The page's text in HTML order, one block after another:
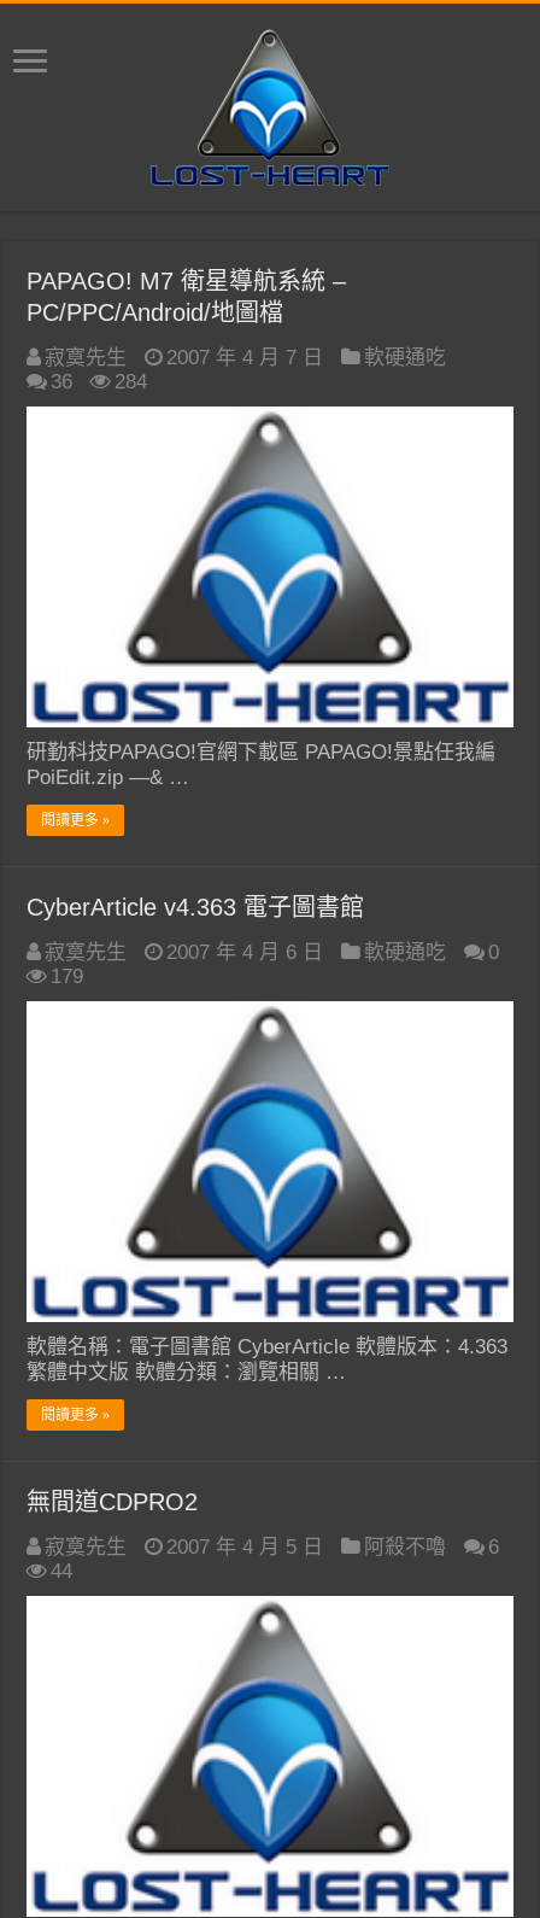
PAPAGO! M7 衛星導航系統 –
PC/PPC/Android/地圖檔
寂寞先生 2007 年 4 月 7 日
軟硬通吃
36
284
研勤科技PAPAGO!官網下載區 PAPAGO!景點任我編
PoiEdit.zip —& …
閱讀更多 »
CyberArticle v4.363 電子圖書館
寂寞先生 2007 年 4 月 6 日 軟硬通吃
0
179
軟體名稱：電子圖書館 CyberArticle 軟體版本：4.363
繁體中文版 軟體分類：瀏覽相關 …
閱讀更多 »
無間道CDPRO2
寂寞先生 2007 年 4 月 5 日 阿殺不嚕
6
44